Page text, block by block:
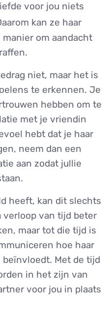
voor jou niets
kan ze haar
om aandacht
niet, maar het is
te erkennen. Je
hebben om te
met je vriendin
hebt dat je haar
neem dan een
aan zodat jullie
heeft, kan dit slechts
verloop van tijd beter
maar tot die tijd is
hoe haar
beïnvloedt. Met de tijd
in het zijn van
voor jou in plaats